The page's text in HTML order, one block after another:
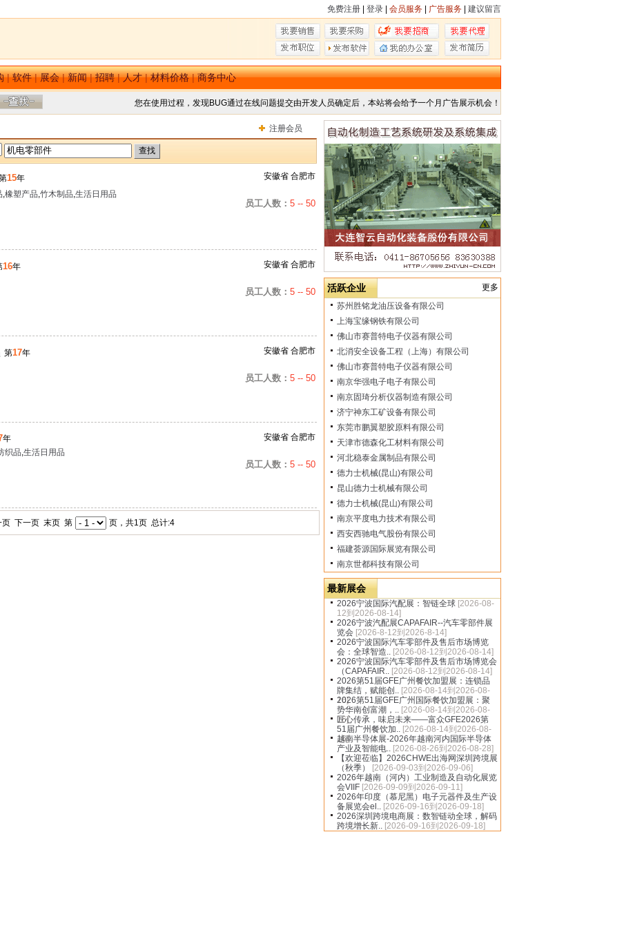
免费注册 登录 会员服务 广告服务 建议留言
|软件|展会|新闻|招聘|人才|材料价格|商务中心
您在使用过程，发现BUG通过在线问题提交由开发人员确定后，本站将会给予一个月广告展示机会！
注册会员
15年
,橡塑产品,竹木制品,生活日用品
安徽省 合肥市
员工人数： 5 -- 50
16年 安徽省 合肥市
员工人数： 5 -- 50
第17年 安徽省 合肥市
员工人数： 5 -- 50
年
织品,生活日用品
安徽省 合肥市
员工人数： 5 -- 50
页 下一页 末页 第 页，共1页 总计:4
活跃企业
更多
苏州胜铭龙油压设备有限公司
上海宝缘钢铁有限公司
佛山市赛普特电子仪器有限公司
北消安全设备工程（上海）有限公司
佛山市赛普特电子仪器有限公司
南京华强电子电子有限公司
南京固琦分析仪器制造有限公司
济宁神东工矿设备有限公司
东莞市鹏翼塑胶原料有限公司
天津市德森化工材料有限公司
河北稳泰金属制品有限公司
德力士机械(昆山)有限公司
昆山德力士机械有限公司
德力士机械(昆山)有限公司
南京平度电力技术有限公司
西安西驰电气股份有限公司
福建荟源国际展览有限公司
南京世都科技有限公司
最新展会
2026宁波国际汽配展：智链全球 [2026-08-
12到2026-08-14]
2026宁波汽配展CAPAFAIR--汽车零部件展
览会 [2026-8-12到2026-8-14]
2026宁波国际汽车零部件及售后市场博览
会：全球智造.. [2026-08-12到2026-08-14]
2026宁波国际汽车零部件及售后市场博览会
（CAPAFAIR.. [2026-08-12到2026-08-14]
2026第51届GFE广州餐饮加盟展：连锁品
牌集结，赋能创.. [2026-08-14到2026-08-
16]
2026第51届GFE广州国际餐饮加盟展：聚
势华南创富潮，.. [2026-08-14到2026-08-
16]
匠心传承，味启未来——富众GFE2026第
51届广州餐饮加.. [2026-08-14到2026-08-
16]
越南半导体展-2026年越南河内国际半导体
产业及智能电.. [2026-08-26到2026-08-28]
【欢迎莅临】2026CHWE出海网深圳跨境展
（秋季）
[2026-09-03到2026-09-06]
2026年越南（河内）工业制造及自动化展览
会VIIF [2026-09-09到2026-09-11]
2026年印度（慕尼黑）电子元器件及生产设
备展览会el.. [2026-09-16到2026-09-18]
2026深圳跨境电商展：数智链动全球，解码
跨境增长新.. [2026-09-16到2026-09-18]